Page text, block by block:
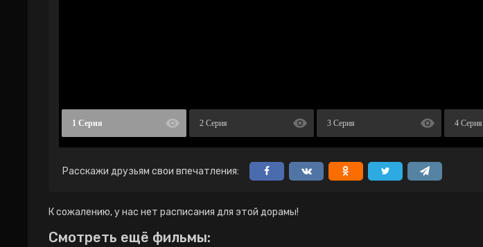
1 Серия 2 Серия 3 Серия 4 Серия
Расскажи друзьям свои впечатления:
К сожалению, у нас нет расписания для этой дорамы!
Смотреть ещё фильмы: